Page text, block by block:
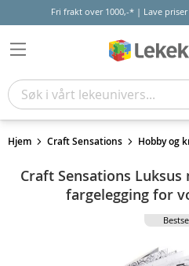
Fri frakt over 1000,-* | Lave
Hjem Craft Sensations Hobby og
Craft Sensations
fargelegging for